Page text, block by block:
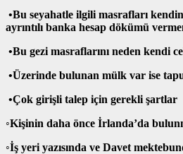
•Bu seyahatle ilgili masrafları
ayrıntılı banka hesap dökümü
•Bu gezi masraflarını neden kendi
•Üzerinde bulunan mülk var ise
•Çok girişli talep için gerekli şartlar
◦Kişinin daha önce İrlanda’da
◦İş yeri yazısında ve Davet